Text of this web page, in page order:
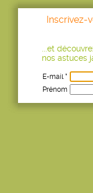
Inscrivez-
...et
nos astuces
E-mail *
Prénom
Age